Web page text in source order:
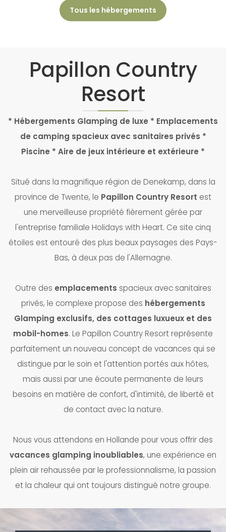
Tous les hébergements
Papillon Country
Resort
* Hébergements Glamping de luxe * Emplacements
de camping spacieux avec sanitaires privés *
Piscine * Aire de jeux intérieure et extérieure *
Situé dans la magnifique région de Denekamp, dans la
province de Twente, le Papillon Country Resort est
une merveilleuse propriété fièrement gérée par
l'entreprise familiale Holidays with Heart. Ce site cinq
étoiles est entouré des plus beaux paysages des Pays-
Bas, à deux pas de l'Allemagne.
Outre des emplacements spacieux avec sanitaires
privés, le complexe propose des hébergements
Glamping exclusifs, des cottages luxueux et des
mobil-homes. Le Papillon Country Resort représente
parfaitement un nouveau concept de vacances qui se
distingue par le soin et l'attention portés aux hôtes,
mais aussi par une écoute permanente de leurs
besoins en matière de confort, d'intimité, de liberté et
de contact avec la nature.
Nous vous attendons en Hollande pour vous offrir des
vacances glamping inoubliables, une expérience en
plein air rehaussée par le professionnalisme, la passion
et la chaleur qui ont toujours distingué notre groupe.